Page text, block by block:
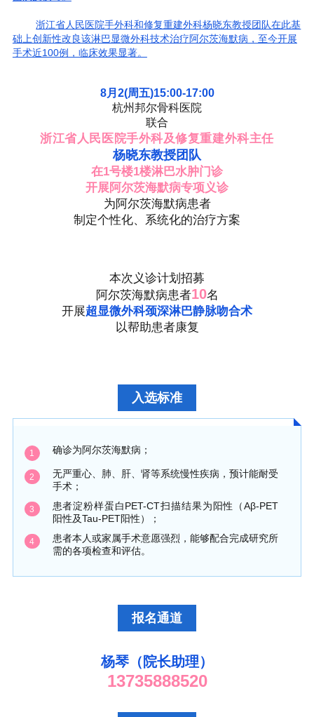
浙江省人民医院手外科和修复重建外科杨晓东教授团队在此基
础上创新性改良该淋巴显微外科技术治疗阿尔茨海默病，至今开展
手术近100例，临床效果显著。
8月2(周五)15:00-17:00
杭州邦尔骨科医院
联合
浙江省人民医院手外科及修复重建外科主任
杨晓东教授团队
在1号楼1楼淋巴水肿门诊
开展阿尔茨海默病专项义诊
为阿尔茨海默病患者
制定个性化、系统化的治疗方案
本次义诊计划招募
阿尔茨海默病患者10名
开展超显微外科颈深淋巴静脉吻合术
以帮助患者康复
入选标准
1 确诊为阿尔茨海默病；
2
无严重心、肺、肝、肾等系统慢性疾病，预计能耐受
手术；
3
患者淀粉样蛋白PET-CT扫描结果为阳性（Aβ-PET
阳性及Tau-PET阳性）；
4
患者本人或家属手术意愿强烈，能够配合完成研究所
需的各项检查和评估。
报名通道
杨琴（院长助理）
13735888520